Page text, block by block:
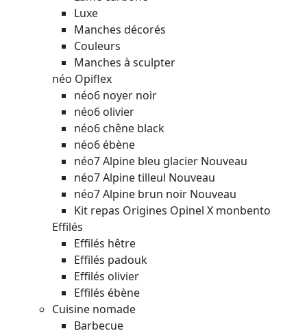
Luxe
Manches décorés
Couleurs
Manches à sculpter
néo Opiflex
néo6 noyer noir
néo6 olivier
néo6 chêne black
néo6 ébène
néo7 Alpine bleu glacier Nouveau
néo7 Alpine tilleul Nouveau
néo7 Alpine brun noir Nouveau
Kit repas Origines Opinel X monbento
Effilés
Effilés hêtre
Effilés padouk
Effilés olivier
Effilés ébène
Cuisine nomade
Barbecue